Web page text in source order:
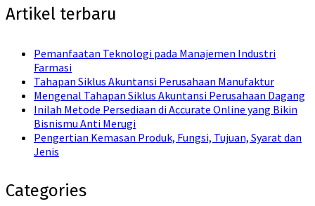
Artikel terbaru
Pemanfaatan Teknologi pada Manajemen Industri
Farmasi
Tahapan Siklus Akuntansi Perusahaan Manufaktur
Mengenal Tahapan Siklus Akuntansi Perusahaan Dagang
Inilah Metode Persediaan di Accurate Online yang Bikin
Bisnismu Anti Merugi
Pengertian Kemasan Produk, Fungsi, Tujuan, Syarat dan
Jenis
Categories